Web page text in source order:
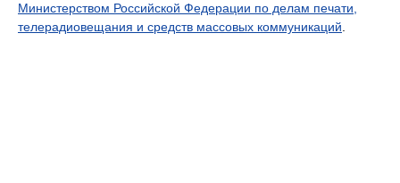
Министерством Российской Федерации по делам печати,
телерадиовещания и средств массовых коммуникаций